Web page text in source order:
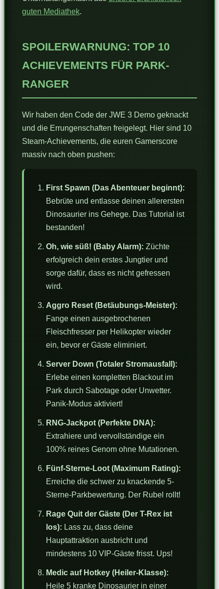
guten Mediathek.
SPOILERWARNUNG: TOP 10
ACHIEVEMENTS FÜR PARK-
RANGER
Wir haben den Code der JWE 3 Demo geknackt
und die Errungenschaften freigelegt. Hier sind 10
Steam-Achievements, die euren Gamerscore
massiv nach oben pushen:
First Spawn (Das Abenteuer beginnt):
Bebrüte und entlasse deinen allerersten
Dinosaurier ins Gehege. Das Tutorial ist
bestanden!
Oh, wie süß! (Baby Alarm): Züchte
erfolgreich dein erstes Jungtier und
sorge dafür, dass es nicht gefressen
wird.
Aggro Reset (Betäubungs-Meister):
Fange einen ausgebrochenen
Fleischfresser per Helikopter wieder
ein, bevor er Gäste eliminiert.
Server Down (Totaler Stromausfall):
Erlebe einen kompletten Blackout im
Park durch Sabotage oder Unwetter.
Panik-Modus aktiviert!
RNG-Jackpot (Perfekte DNA):
Extrahiere und vervollständige ein
100% reines Genom ohne Mutationen.
Fünf-Sterne-Loot (Maximum Rating):
Erreiche die schwer zu knackende 5-
Sterne-Parkbewertung. Der Rubel rollt!
Rage Quit der Gäste (Der T-Rex ist
los): Lass zu, dass deine
Hauptattraktion ausbricht und
mindestens 10 VIP-Gäste frisst. Ups!
Medic auf Hotkey (Heiler-Klasse):
Heile 5 kranke Dinosaurier in einer